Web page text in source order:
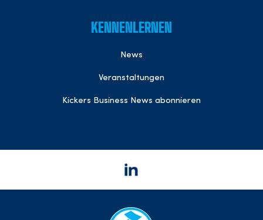
KENNENLERNEN
News
Veranstaltungen
Kickers Business News abonnieren